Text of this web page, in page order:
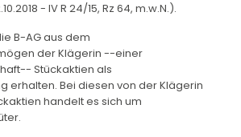
- IV R 24/15, Rz 64, m.w.N.).
B-AG aus dem
der Klägerin --einer
Stückaktien als
erhalten. Bei diesen von der Klägerin
handelt es sich um